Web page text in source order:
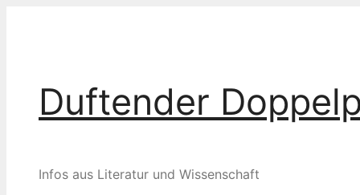
Duftender
Infos aus Literatur und Wissenschaft